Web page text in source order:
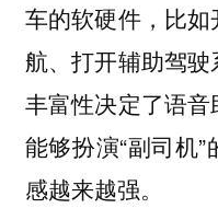
车的软硬件，比
航、打开辅助驾
丰富性决定了语
能够扮演“副司机
感越来越强。